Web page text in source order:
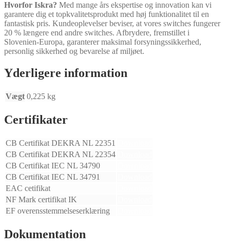
Hvorfor Iskra? Med mange års ekspertise og innovation kan vi
garantere dig et topkvalitetsprodukt med høj funktionalitet til en
fantastisk pris. Kundeoplevelser beviser, at vores switches fungerer
20 % længere end andre switches. Afbrydere, fremstillet i
Slovenien-Europa, garanterer maksimal forsyningssikkerhed,
personlig sikkerhed og bevarelse af miljøet.
Yderligere information
Vægt 0,225 kg
Certifikater
CB Certifikat DEKRA NL 22351
CB Certifikat DEKRA NL 22354
CB Certifikat IEC NL 34790
CB Certifikat IEC NL 34791
EAC cetifikat
NF Mark certifikat IK
EF overensstemmelseserklæring
Dokumentation